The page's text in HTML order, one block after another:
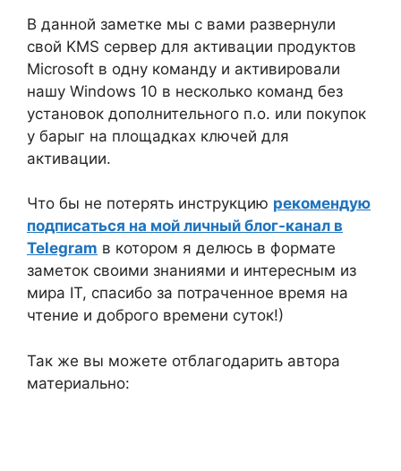
В данной заметке мы с вами развернули
свой KMS сервер для активации продуктов
Microsoft в одну команду и активировали
нашу Windows 10 в несколько команд без
установок дополнительного п.о. или покупок
у барыг на площадках ключей для
активации.
Что бы не потерять инструкцию рекомендую
подписаться на мой личный блог-канал в
Telegram в котором я делюсь в формате
заметок своими знаниями и интересным из
мира IT, спасибо за потраченное время на
чтение и доброго времени суток!)
Так же вы можете отблагодарить автора
материально: